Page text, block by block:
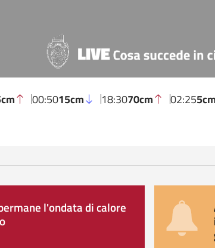
00:5015cm 18:3070cm 02:255cm
l'ondata di calore